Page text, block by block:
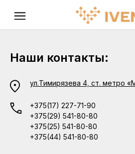
Наши контакты:
ул.Тимирязева 4, ст. метро
+375(17) 227-71-90
+375(29) 541-80-80
+375(25) 541-80-80
+375(44) 541-80-80